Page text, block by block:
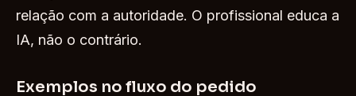
relação com a autoridade. O profissional educa a
IA, não o contrário.
Exemplos no fluxo do pedido